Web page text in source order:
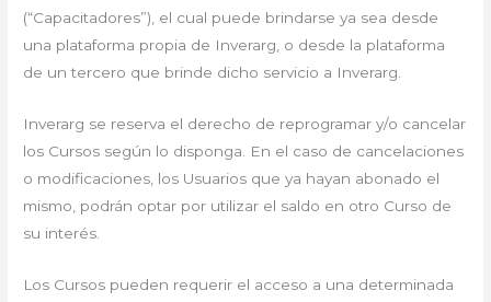
(“Capacitadores”), el cual puede brindarse ya sea desde
una plataforma propia de Inverarg, o desde la plataforma
de un tercero que brinde dicho servicio a Inverarg.
Inverarg se reserva el derecho de reprogramar y/o cancelar
los Cursos según lo disponga. En el caso de cancelaciones
o modificaciones, los Usuarios que ya hayan abonado el
mismo, podrán optar por utilizar el saldo en otro Curso de
su interés.
Los Cursos pueden requerir el acceso a una determinada